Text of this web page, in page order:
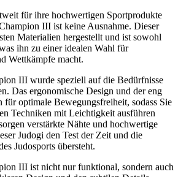
für ihre hochwertigen Sportprodukte
III ist keine Ausnahme. Dieser
Materialien hergestellt und ist sowohl
ihn zu einer idealen Wahl für
Wettkämpfe macht.
III wurde speziell auf die Bedürfnisse
Das ergonomische Design und der eng
für optimale Bewegungsfreiheit, sodass Sie
Techniken mit Leichtigkeit ausführen
verstärkte Nähte und hochwertige
Judogi den Test der Zeit und die
Judosports übersteht.
III ist nicht nur funktional, sondern auch